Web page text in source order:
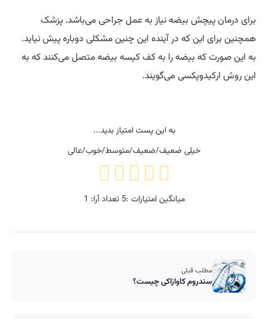
برای درمان پیچش بیضه نیاز به عمل جراحی می‌باشد. پزشک
همچنین برای این که در آینده این چنین مشکلی دوباره پیش نیاید.
به این صورت که بیضه را به کف کیسه بیضه متصل می‌کنند که به
این روش ارکیدوپکسی می‌گویند.
به این پست امتیاز بدید...
خیلی ضعیف/ضعیف/متوسط/خوب/عالی
میانگین امتیازات :5 تعداد آرا: 1
مطلب قبلی
سندروم کاوازاکی چیست؟